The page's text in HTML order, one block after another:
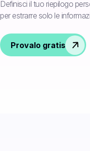
Definisci il tuo riepilogo
per estrarre solo le
Provalo gratis